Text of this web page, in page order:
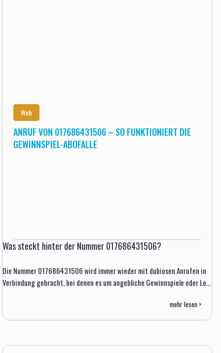
Web
ANRUF VON 017686431506 – SO FUNKTIONIERT DIE
GEWINNSPIEL-ABOFALLE
Was steckt hinter der Nummer 017686431506?
Die Nummer 017686431506 wird immer wieder mit dubiosen Anrufen in
Verbindung gebracht, bei denen es um angebliche Gewinnspiele oder Lo...
mehr lesen >